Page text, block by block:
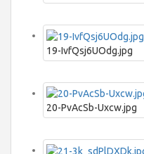
19-IvfQsj6UOdg.jpg
20-PvAcSb-Uxcw.jpg